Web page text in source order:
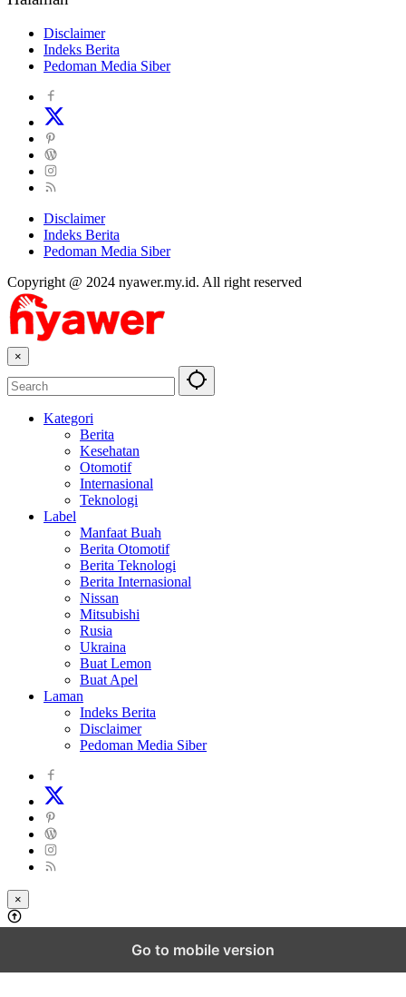
Disclaimer
Indeks Berita
Pedoman Media Siber
Disclaimer
Indeks Berita
Pedoman Media Siber
Copyright @ 2024 nyawer.my.id. All right reserved
×
Kategori
Berita
Kesehatan
Otomotif
Internasional
Teknologi
Label
Manfaat Buah
Berita Otomotif
Berita Teknologi
Berita Internasional
Nissan
Mitsubishi
Rusia
Ukraina
Buat Lemon
Buat Apel
Laman
Indeks Berita
Disclaimer
Pedoman Media Siber
×
Go to mobile version